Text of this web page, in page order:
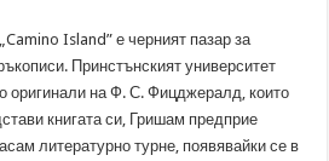
Island” е черният пазар за
Принстънският университет
оригинали на Ф. С. Фицджералд, които
книгата си, Гришам предприе
литературно турне, появявайки се в